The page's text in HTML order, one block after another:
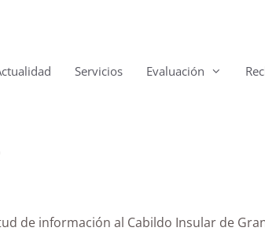
Servicios Evaluación
de información al Cabildo Insular de